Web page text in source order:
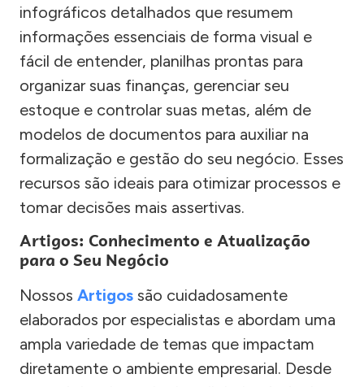
infográficos detalhados que resumem
informações essenciais de forma visual e
fácil de entender, planilhas prontas para
organizar suas finanças, gerenciar seu
estoque e controlar suas metas, além de
modelos de documentos para auxiliar na
formalização e gestão do seu negócio. Esses
recursos são ideais para otimizar processos e
tomar decisões mais assertivas.
Artigos: Conhecimento e Atualização
para o Seu Negócio
Nossos Artigos são cuidadosamente
elaborados por especialistas e abordam uma
ampla variedade de temas que impactam
diretamente o ambiente empresarial. Desde